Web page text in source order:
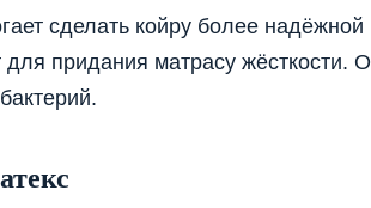
сделать койру более
придания матрасу жёсткости.